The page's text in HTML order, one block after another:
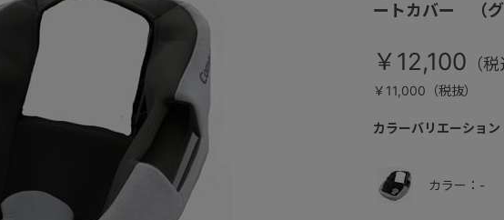
ートカバー （グ
￥12,100
￥11,000（税抜）
カラーバリエーション
カラー：-